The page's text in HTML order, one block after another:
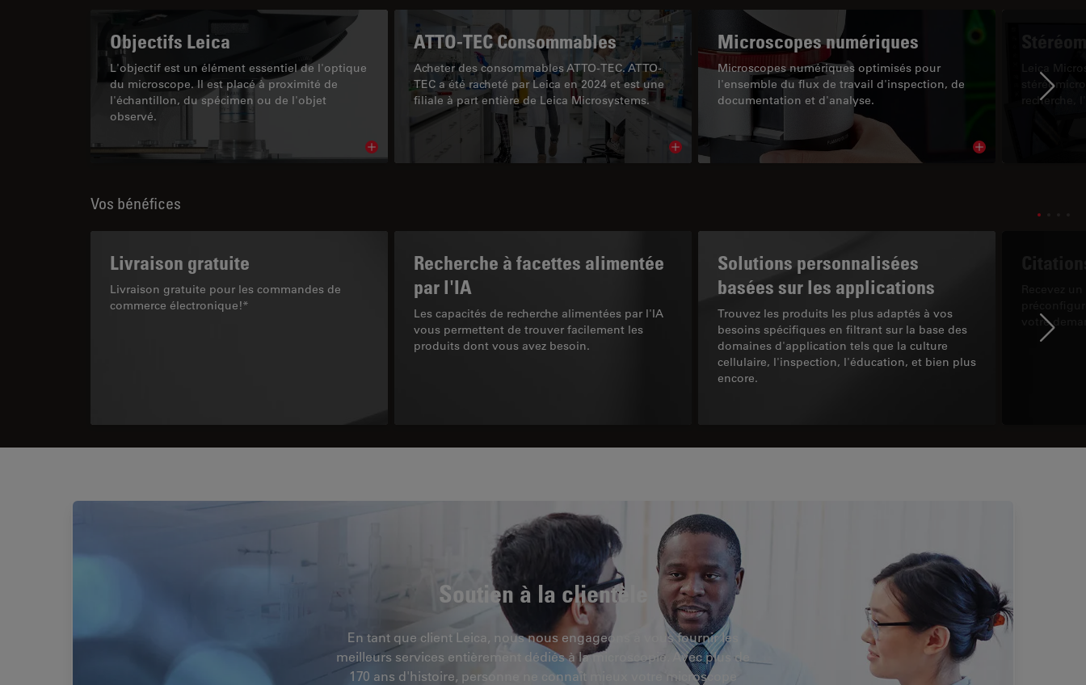
Objectifs Leica
L'objectif est un élément essentiel de l'optique
du microscope. Il est placé à proximité de
l'échantillon, du spécimen ou de l'objet
observé.
Read article
ATTO-TEC Consommables
Acheter des consommables ATTO-TEC. ATTO-
TEC a été racheté par Leica en 2024 et est une
filiale à part entière de Leica Microsystems.
Read article
Microscopes numériques
Microscopes numériques optimisés pour
l'ensemble du flux de travail d'inspection, de
documentation et d'analyse.
Read article
Leica
Vos bénéfices
Livraison gratuite
Livraison gratuite pour les commandes de
commerce électronique!*
Recherche à facettes alimentée
par l'IA
Les capacités de recherche alimentées par l'IA
vous permettent de trouver facilement les
produits dont vous avez besoin.
Solutions personnalisées
basées sur les applications
Trouvez les produits les plus adaptés à vos
besoins spécifiques en filtrant sur la base des
domaines d'application tels que la culture
cellulaire, l'inspection, l'éducation, et bien plus
encore.
votre
Soutien à la clientèle
En tant que client Leica, nous nous engageons à vous fournir les
meilleurs services entièrement dédiés à la microscopie. Avec plus de
170 ans d'histoire, personne ne connaît mieux votre microscope